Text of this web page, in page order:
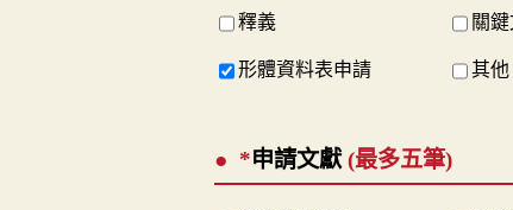
釋義 關
形體資料表申請 其他
*申請文獻 (最多五筆)